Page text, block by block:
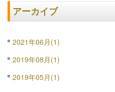
アーカイブ
2021年06月(1)
2019年08月(1)
2019年05月(1)